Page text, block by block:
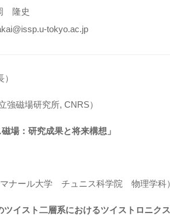
隆史
tokyo.ac.jp
強磁場研究所, CNRS）
場：研究成果と将来構想」
マナール大学 チュニス科学院 物理学科）
イスト二層系におけるツイストロニク